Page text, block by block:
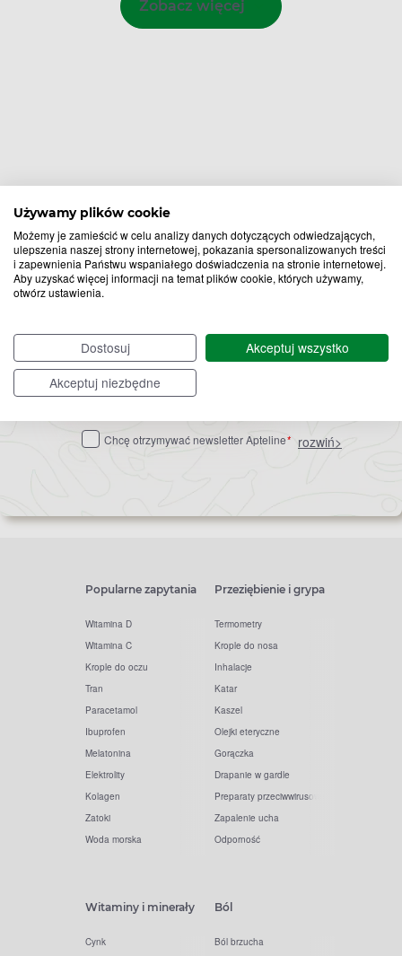
Używamy plików cookie
Możemy je zamieścić w celu analizy danych dotyczących odwiedzających,
ulepszenia naszej strony internetowej, pokazania spersonalizowanych treści
i zapewnienia Państwu wspaniałego doświadczenia na stronie internetowej.
Aby uzyskać więcej informacji na temat plików cookie, których używamy,
otwórz ustawienia.
Dostosuj
Akceptuj wszystko
Akceptuj niezbędne
Zobacz więcej
zapisz się na nasz newsletter!
Zapisz
do
Chcę otrzymywać newsletter Apteline* rozwiń>
Popularne zapytania
Witamina D
Witamina C
Krople do oczu
Tran
Paracetamol
Ibuprofen
Melatonina
Elektrolity
Kolagen
Zatoki
Woda morska
Przeziębienie i grypa
Termometry
Krople do nosa
Inhalacje
Katar
Kaszel
Olejki eteryczne
Gorączka
Drapanie w gardle
Preparaty przeciwwirusowe
Zapalenie ucha
Odporność
Witaminy i minerały
Cynk
Ból
Ból brzucha